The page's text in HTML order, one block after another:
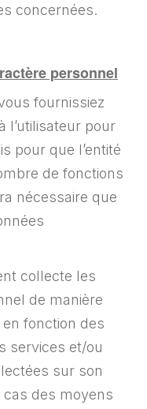
concernées.
personnel
fournissiez
l’utilisateur pour
pour que l’entité
de fonctions
nécessaire que
collecte les
de manière
fonction des
services et/ou
sur son
cas des moyens